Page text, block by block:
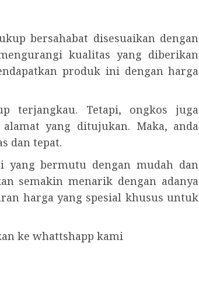
bersahabat disesuaikan dengan
kualitas yang diberikan
produk ini dengan harga
terjangkau. Tetapi, ongkos juga
yang ditujukan. Maka, anda
dan tepat.
bermutu dengan mudah dan
semakin menarik dengan adanya
harga yang spesial khusus untuk
ke whattshapp kami